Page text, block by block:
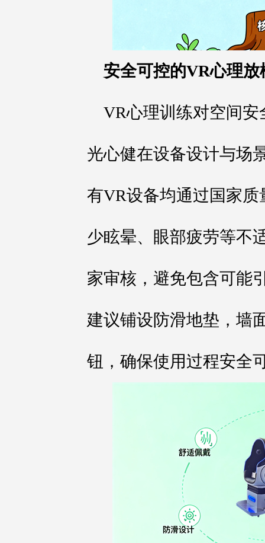
安全可控的VR心理放
VR心理训练对空间
光心健在设备设计与场
有VR设备均通过国家
少眩晕、眼部疲劳等不
家审核，避免包含可能
建议铺设防滑地垫，墙
钮，确保使用过程安全